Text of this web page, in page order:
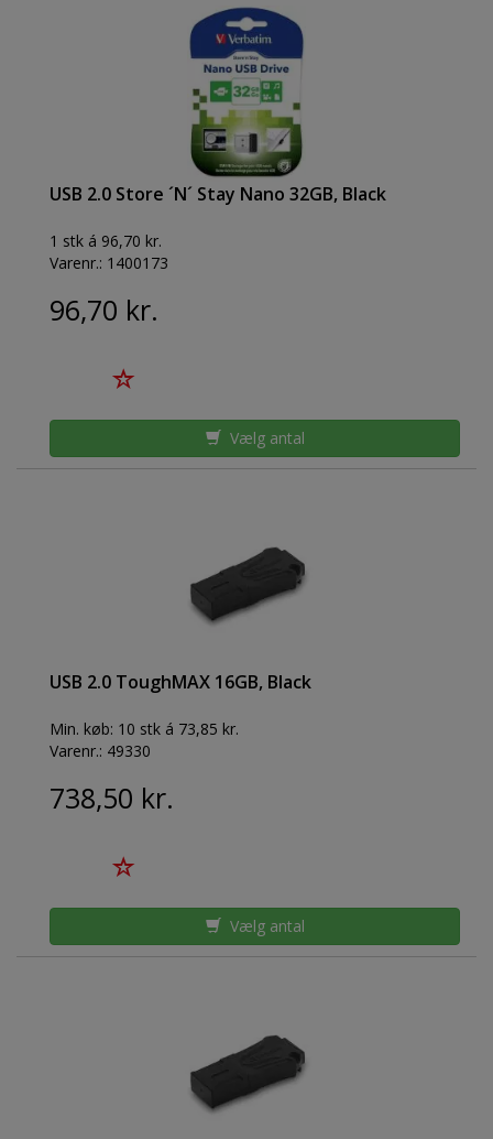
USB 2.0 Store ´N´ Stay Nano 32GB, Black
1 stk á 96,70 kr.
Varenr.: 1400173
96,70 kr.
Vælg antal
USB 2.0 ToughMAX 16GB, Black
Min. køb: 10 stk á 73,85 kr.
Varenr.: 49330
738,50 kr.
Vælg antal